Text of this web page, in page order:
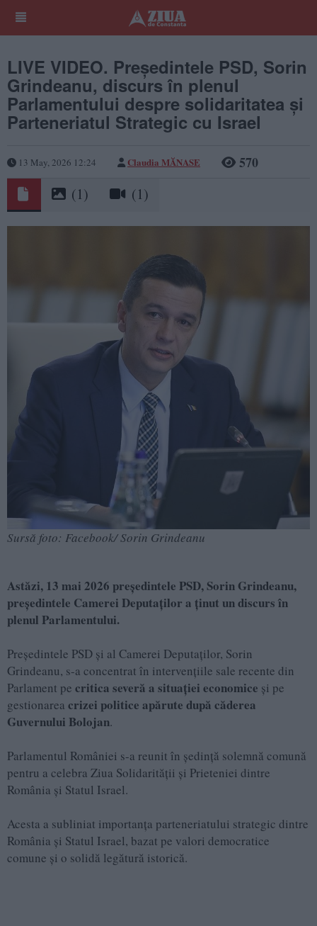
LIVE VIDEO. Președintele PSD, Sorin
Grindeanu, discurs în plenul
Parlamentului despre solidaritatea și
Parteneriatul Strategic cu Israel
13 May, 2026 12:24 Claudia MĂNASE 570
(1) (1)
Sursă foto: Facebook/ Sorin Grindeanu
Astăzi, 13 mai 2026 președintele PSD, Sorin Grindeanu,
președintele Camerei Deputaților a ținut un discurs în
plenul Parlamentului.
Președintele PSD și al Camerei Deputaților, Sorin
Grindeanu, s-a concentrat în intervențiile sale recente din
Parlament pe critica severă a situației economice și pe
gestionarea crizei politice apărute după căderea
Guvernului Bolojan.
Parlamentul României s-a reunit în ședință solemnă comună
pentru a celebra Ziua Solidarității și Prieteniei dintre
România și Statul Israel.
Acesta a subliniat importanța parteneriatului strategic dintre
România și Statul Israel, bazat pe valori democratice
comune și o solidă legătură istorică.